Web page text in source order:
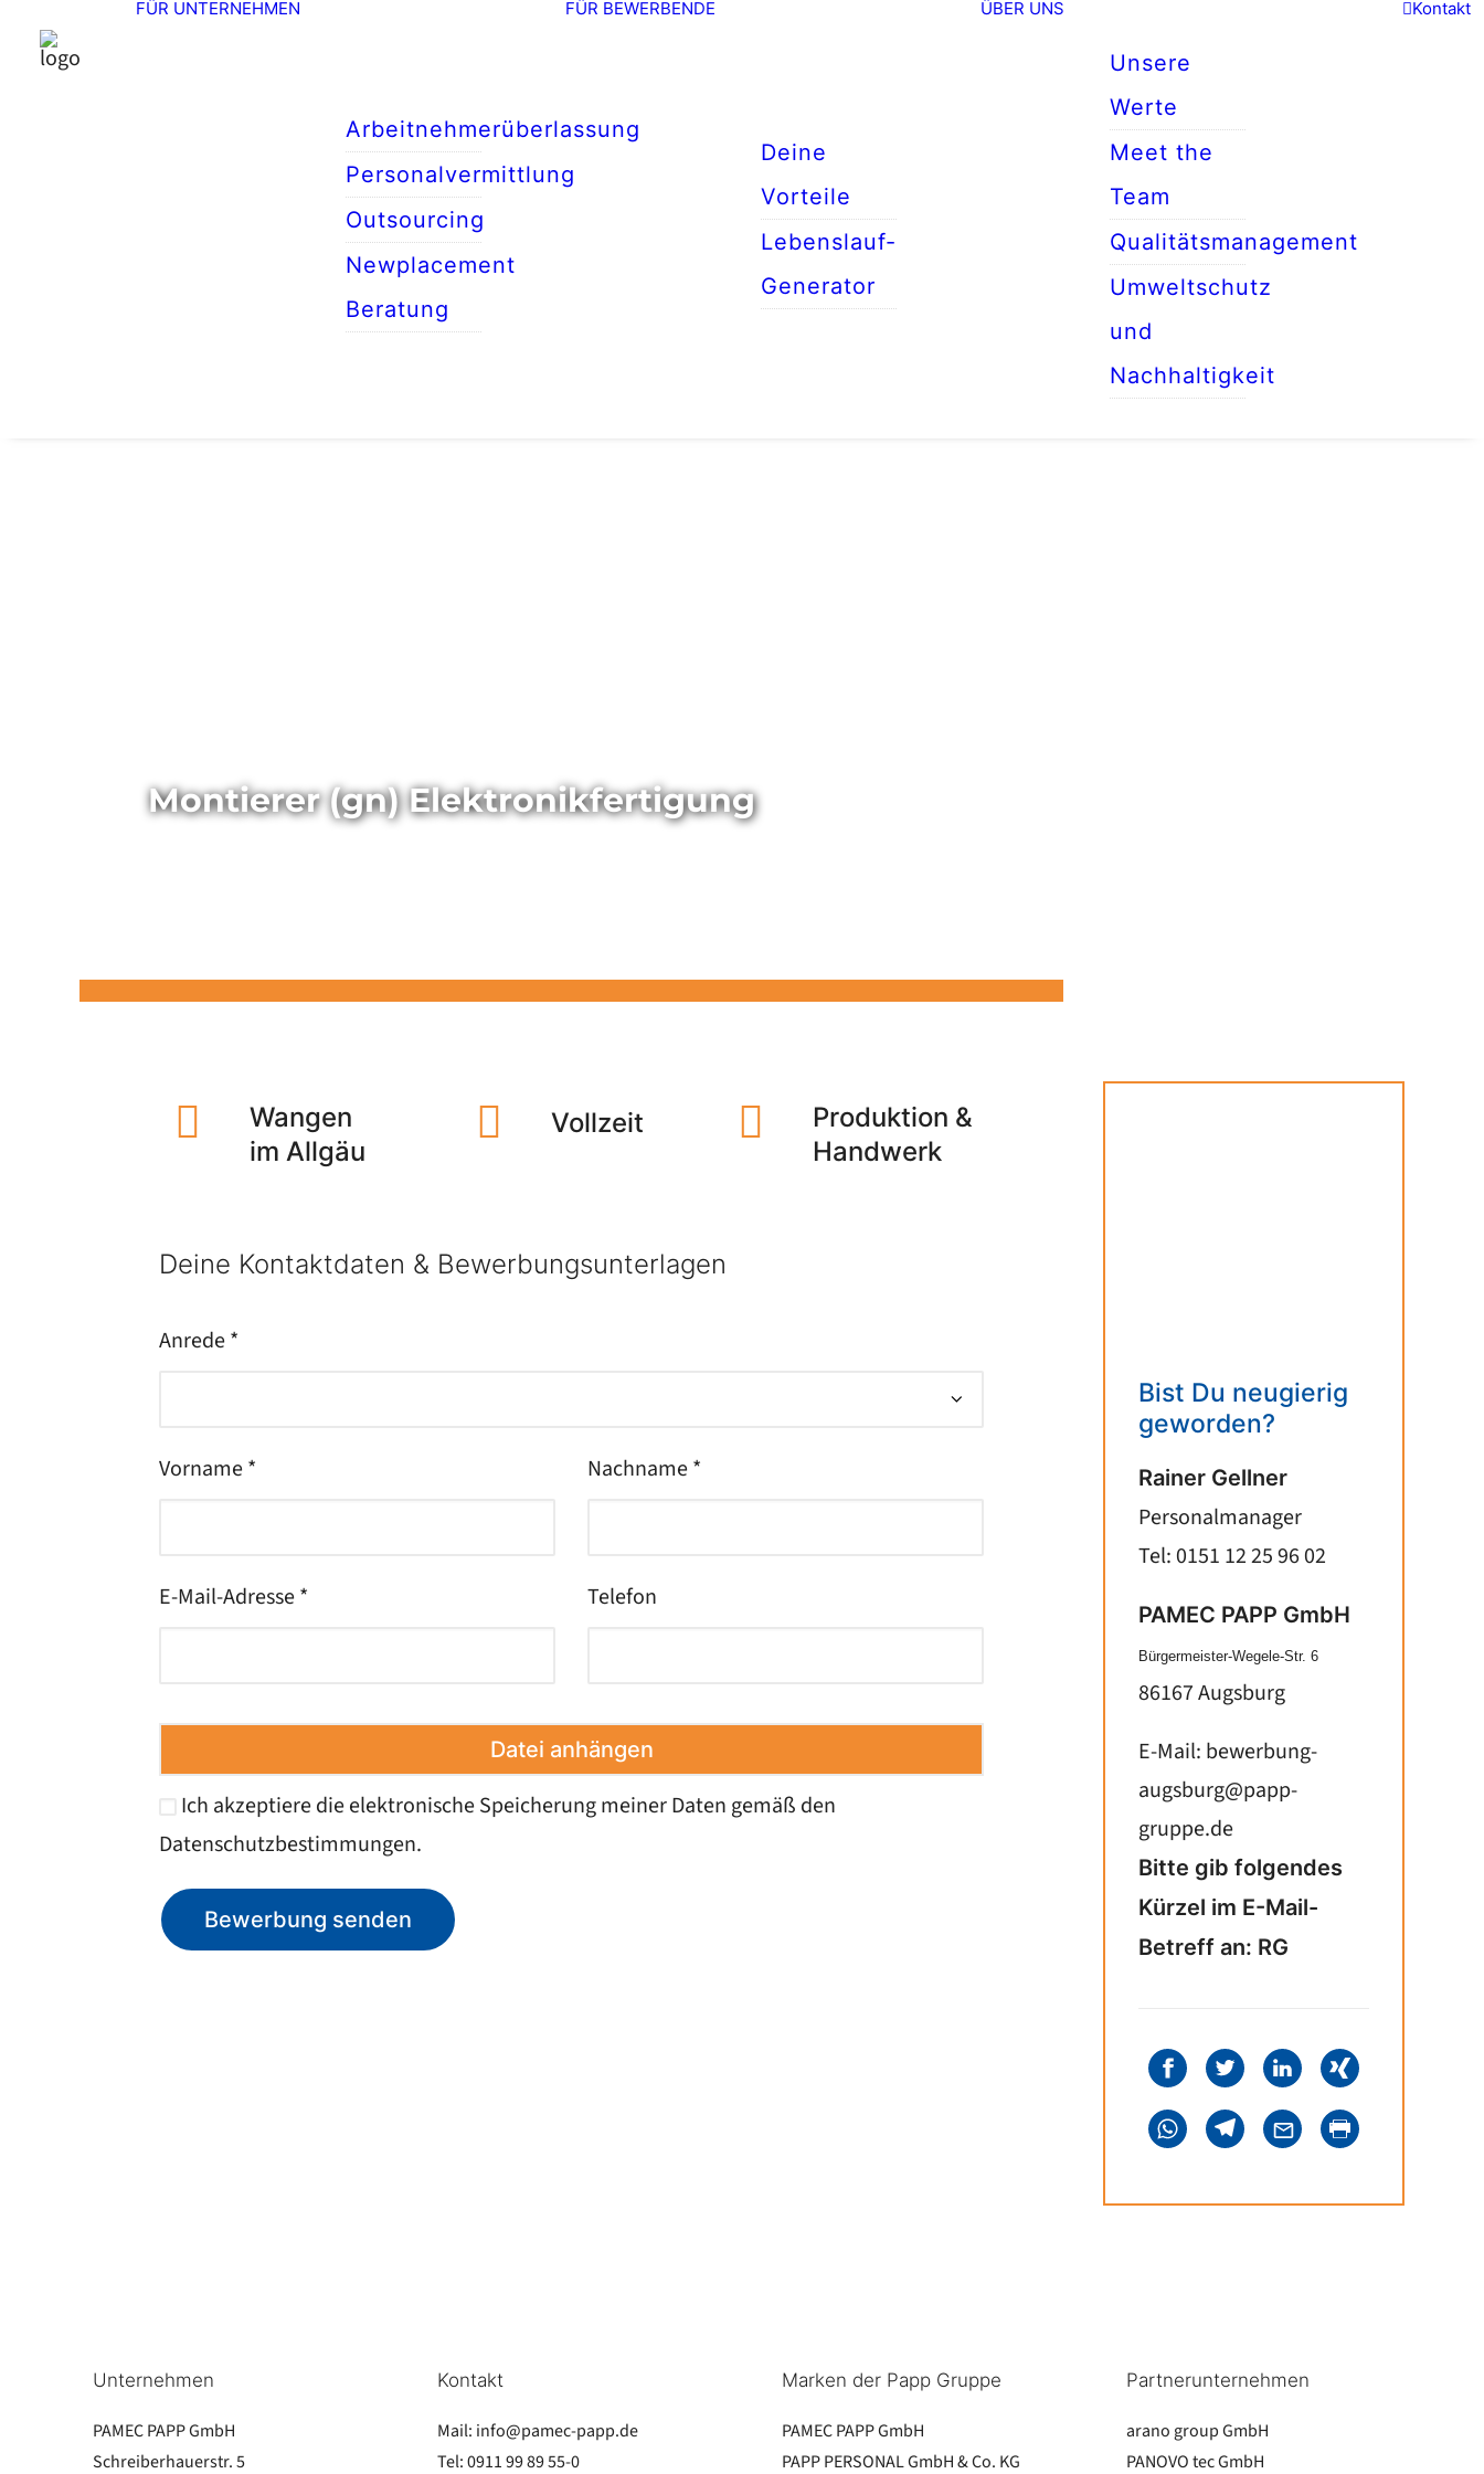
FÜR UNTERNEHMEN
Arbeitnehmerüberlassung
Personalvermittlung
Outsourcing
Newplacement
Beratung
FÜR BEWERBENDE
Deine
Vorteile
Lebenslauf-
Generator
ÜBER UNS
Unsere
Werte
Meet the
Team
Qualitätsmanagement
Umweltschutz
und
Nachhaltigkeit
Kontakt
Montierer (gn) Elektronikfertigung
Wangen
im Allgäu
Vollzeit
Produktion &
Handwerk
Deine Kontaktdaten & Bewerbungsunterlagen
Anrede *
Vorname * Nachname *
E-Mail-Adresse * Telefon
Datei anhängen
Ich akzeptiere die elektronische Speicherung meiner Daten gemäß den
Datenschutzbestimmungen.
Bewerbung senden
Bist Du neugierig
geworden?
Rainer Gellner
Personalmanager
Tel: 0151 12 25 96 02
PAMEC PAPP GmbH
Bürgermeister-Wegele-Str. 6
86167 Augsburg
E-Mail: bewerbung-
augsburg@papp-
gruppe.de
Bitte gib folgendes
Kürzel im E-Mail-
Betreff an: RG
Unternehmen
PAMEC PAPP GmbH
Schreiberhauerstr. 5
Kontakt
Mail: info@pamec-papp.de
Tel:0911 99 89 55-0
Marken der Papp Gruppe
PAMEC PAPP GmbH
PAPP PERSONAL GmbH & Co. KG
Partnerunternehmen
arano group GmbH
PANOVO tec GmbH